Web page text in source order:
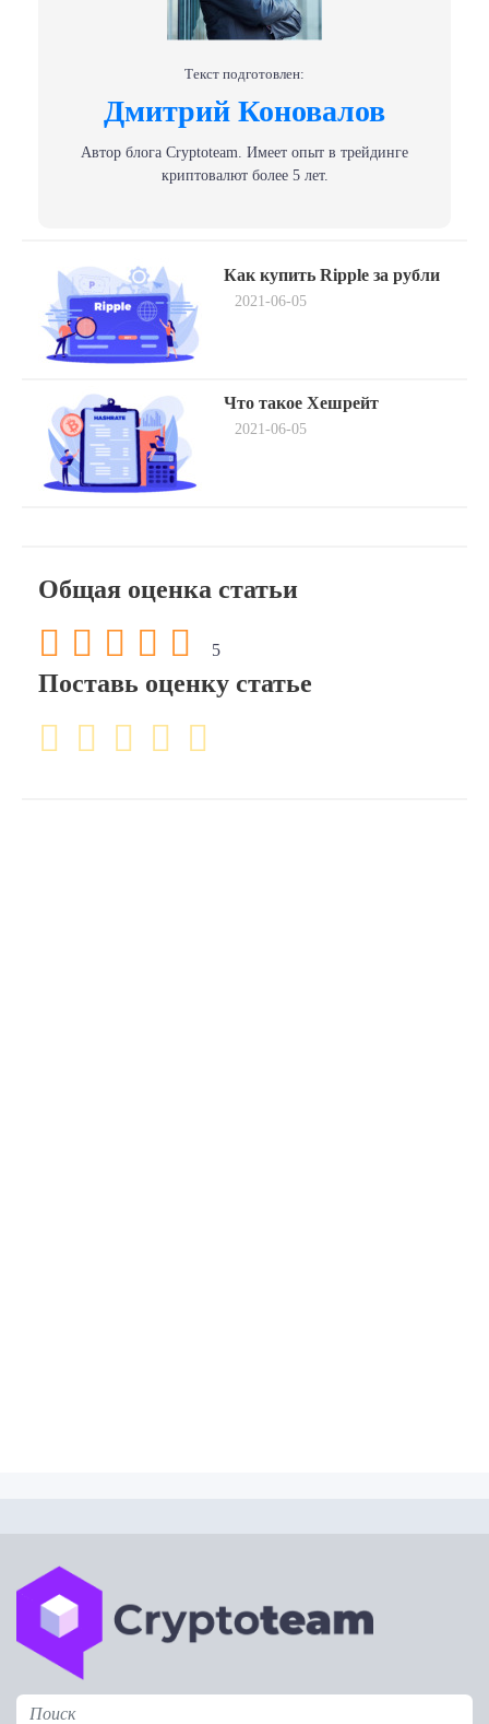
Текст подготовлен:
Дмитрий Коновалов
Автор блога Сryptoteam. Имеет опыт в трейдинге
криптовалют более 5 лет.
Навигация
по
записям
Как купить Ripple за рубли
2021-06-05
Что такое Хешрейт
2021-06-05
Общая оценка статьи
5
Поставь оценку статье